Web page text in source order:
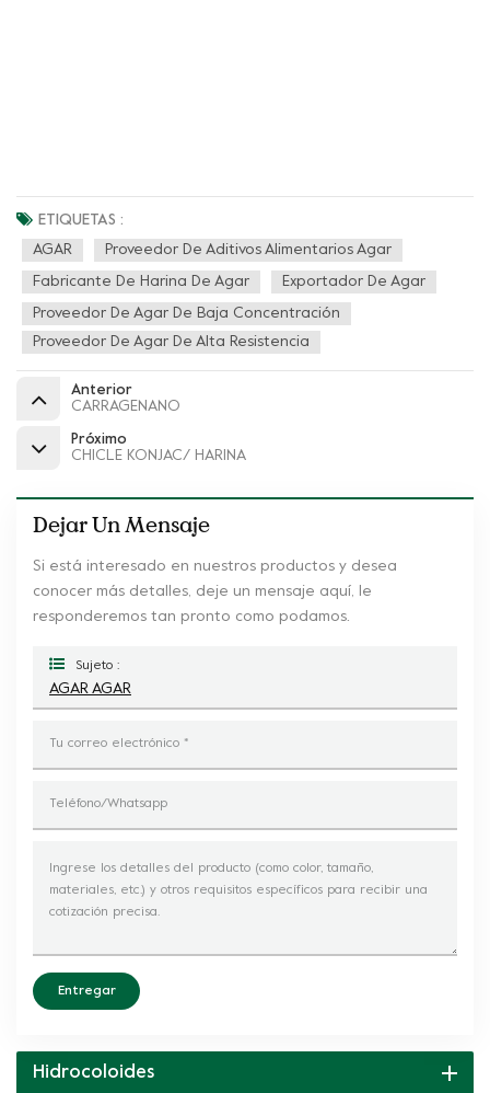
ETIQUETAS :
AGAR Proveedor De Aditivos Alimentarios Agar
Fabricante De Harina De Agar Exportador De Agar
Proveedor De Agar De Baja Concentración
Proveedor De Agar De Alta Resistencia
Anterior
CARRAGENANO
Próximo
CHICLE KONJAC/ HARINA
Dejar Un Mensaje
Si está interesado en nuestros productos y desea
conocer más detalles, deje un mensaje aquí, le
responderemos tan pronto como podamos.
Sujeto :
AGAR AGAR
Entregar
Hidrocoloides